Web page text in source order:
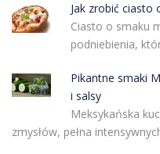
Jak zrobić ciasto
Ciasto o smaku
podniebienia,
Pikantne smaki
i salsy
Meksykańska
zmysłów, pełna